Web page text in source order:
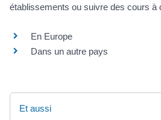
établissements ou suivre des cours à
En Europe
Dans un autre pays
Et aussi